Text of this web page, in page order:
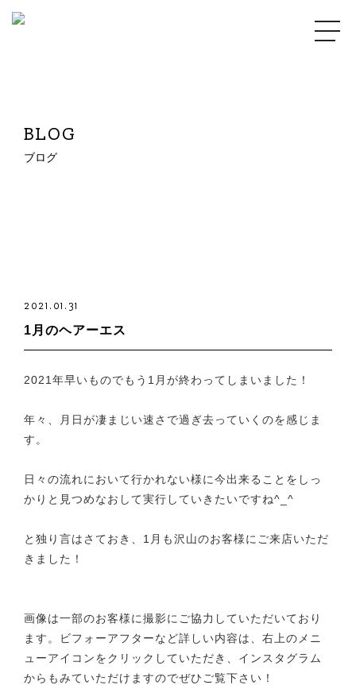
BLOG
ブログ
2021.01.31
1月のヘアーエス
2021年早いものでもう1月が終わってしまいました！
年々、月日が凄まじい速さで過ぎ去っていくのを感じま
す。
日々の流れにおいて行かれない様に今出来ることをしっ
かりと見つめなおして実行していきたいですね^_^
と独り言はさておき、1月も沢山のお客様にご来店いただ
きました！
画像は一部のお客様に撮影にご協力していただいており
ます。ビフォーアフターなど詳しい内容は、右上のメニ
ューアイコンをクリックしていただき、インスタグラム
からもみていただけますのでぜひご覧下さい！